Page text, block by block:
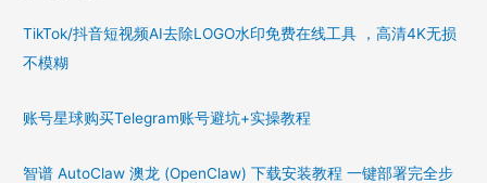
TikTok/抖音短视频AI去除LOGO水印免费在线工具 ，高清4K无损
不模糊
账号星球购买Telegram账号避坑+实操教程
智谱 AutoClaw 澳龙 (OpenClaw) 下载安装教程 一键部署完全步